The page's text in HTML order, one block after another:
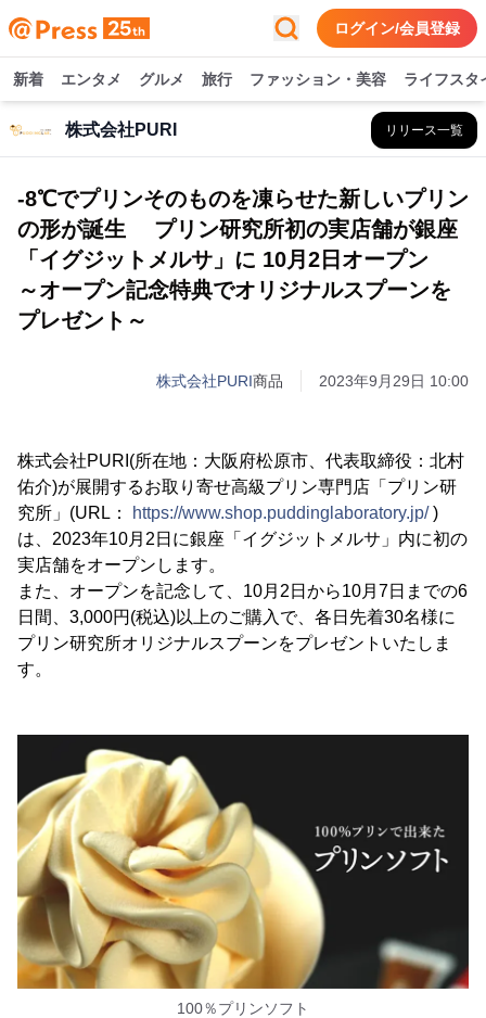
ログイン/会員登録
新着 エンタメ グルメ 旅行 ファッション・美容 ライフスタ
株式会社PURI リリース一覧
-8℃でプリンそのものを凍らせた新しいプリン
の形が誕生 プリン研究所初の実店舗が銀座
「イグジットメルサ」に 10月2日オープン
～オープン記念特典でオリジナルスプーンを
プレゼント～
株式会社PURI商品 2023年9月29日 10:00
株式会社PURI(所在地：大阪府松原市、代表取締役：北村
佑介)が展開するお取り寄せ高級プリン専門店「プリン研
究所」(URL：
https://www.shop.puddinglaboratory.jp/)
は、2023年10月2日に銀座「イグジットメルサ」内に初の
実店舗をオープンします。
また、オープンを記念して、10月2日から10月7日までの6
日間、3,000円(税込)以上のご購入で、各日先着30名様に
プリン研究所オリジナルスプーンをプレゼントいたしま
す。
100％プリンソフト